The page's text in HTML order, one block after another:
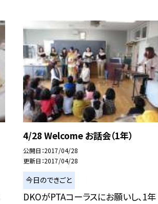
4/28 Welcome お話会（1年）
公開日 2017/04/28
更新日 2017/04/28
今日のできごと
DKOがPTAコーラスにお願いし、1年